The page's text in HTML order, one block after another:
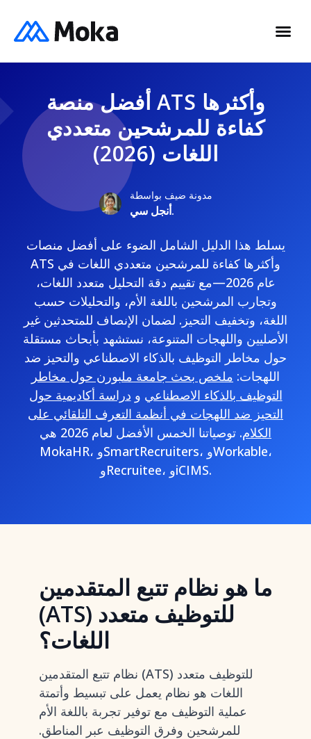
أفضل منصة ATS وأكثرها
كفاءة للمرشحين متعددي
اللغات (2026)
مدونة ضيف بواسطة
أنجل سي.
يسلط هذا الدليل الشامل الضوء على أفضل منصات
ATS وأكثرها كفاءة للمرشحين متعددي اللغات في
عام 2026—مع تقييم دقة التحليل متعدد اللغات،
وتجارب المرشحين باللغة الأم، والتحليلات حسب
اللغة، وتخفيف التحيز. لضمان الإنصاف للمتحدثين غير
الأصليين واللهجات المتنوعة، نستشهد بأبحاث مستقلة
حول مخاطر التوظيف بالذكاء الاصطناعي والتحيز ضد
اللهجات: ملخص بحث جامعة ملبورن حول مخاطر
التوظيف بالذكاء الاصطناعي و دراسة أكاديمية حول
التحيز ضد اللهجات في أنظمة التعرف التلقائي على
الكلام
. توصياتنا الخمس الأفضل لعام 2026 هي
MokaHR، وSmartRecruiters، وWorkable،
وRecruitee، وiCIMS.
ما هو نظام تتبع المتقدمين
(ATS) للتوظيف متعدد
اللغات؟
نظام تتبع المتقدمين (ATS) للتوظيف متعدد
اللغات هو نظام يعمل على تبسيط وأتمتة
عملية التوظيف مع توفير تجربة باللغة الأم
للمرشحين وفرق التوظيف عبر المناطق.